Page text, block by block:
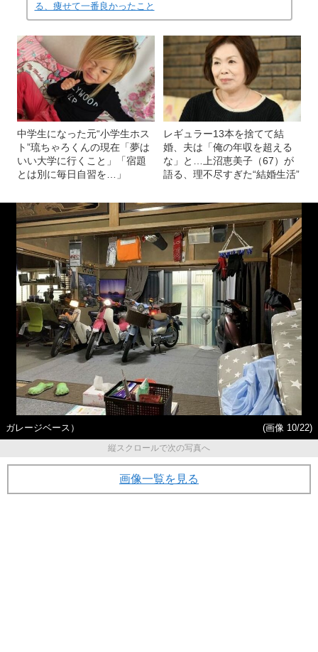
る、痩せて一番良かったこと
中学生になった元“小学生ホス
ト”琉ちゃろくんの現在「夢は
いい大学に行くこと」「宿題
とは別に毎日自習を…」
レギュラー13本を捨てて結
婚、夫は「俺の年収を超える
な」と…上沼恵美子（67）が
語る、理不尽すぎた“結婚生活”
ガレージベース）
(画像 10/22)
縦スクロールで次の写真へ
画像一覧を見る